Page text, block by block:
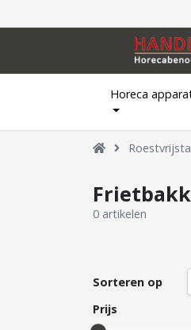
Horeca
0 artikelen
Sorteren op
Prijs